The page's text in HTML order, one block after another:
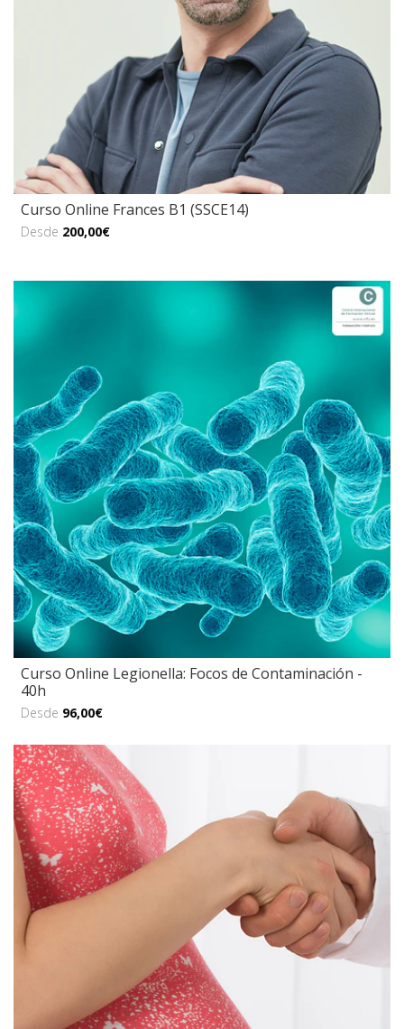
Curso Online Frances B1 (SSCE14)
Desde 200,00€
Curso Online Legionella: Focos de Contaminación -
40h
Desde 96,00€